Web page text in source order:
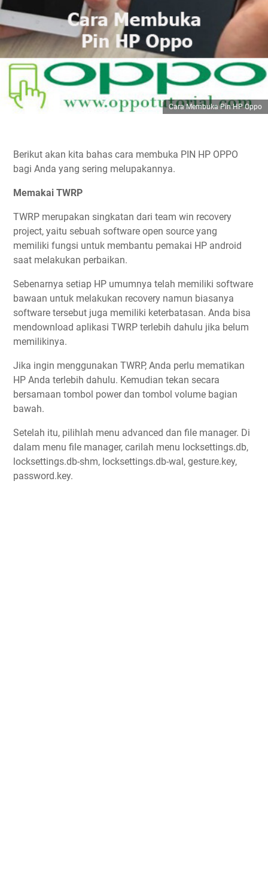
Cara Membuka Pin HP Oppo
Berikut akan kita bahas cara membuka PIN HP OPPO
bagi Anda yang sering melupakannya.
Memakai TWRP
TWRP merupakan singkatan dari team win recovery
project, yaitu sebuah software open source yang
memiliki fungsi untuk membantu pemakai HP android
saat melakukan perbaikan.
Sebenarnya setiap HP umumnya telah memiliki software
bawaan untuk melakukan recovery namun biasanya
software tersebut juga memiliki keterbatasan. Anda bisa
mendownload aplikasi TWRP terlebih dahulu jika belum
memilikinya.
Jika ingin menggunakan TWRP, Anda perlu mematikan
HP Anda terlebih dahulu. Kemudian tekan secara
bersamaan tombol power dan tombol volume bagian
bawah.
Setelah itu, pilihlah menu advanced dan file manager. Di
dalam menu file manager, carilah menu locksettings.db,
locksettings.db-shm, locksettings.db-wal, gesture.key,
password.key.